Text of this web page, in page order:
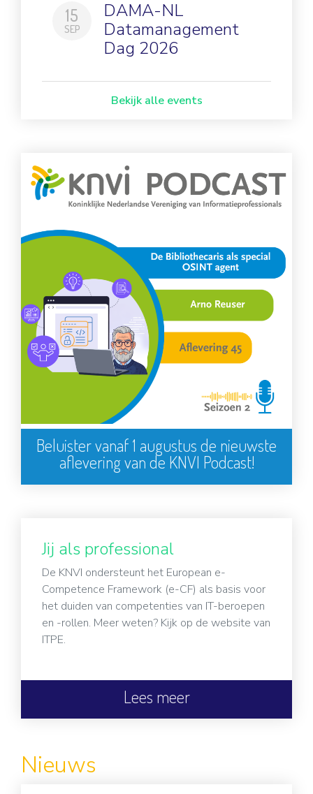
15
SEP
DAMA-NL
Datamanagement
Dag 2026
Bekijk alle events
Beluister vanaf 1 augustus de nieuwste
aflevering van de KNVI Podcast!
Jij als professional
De KNVI ondersteunt het European e-
Competence Framework (e-CF) als basis voor
het duiden van competenties van IT-beroepen
en -rollen. Meer weten? Kijk op de website van
ITPE.
Lees meer
Nieuws